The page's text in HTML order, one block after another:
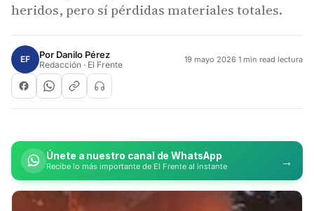
heridos, pero sí pérdidas materiales totales.
EF Por Danilo Pérez
Redacción · El Frente 19 mayo 2026·1 min read lectura
Únete a nuestro canal de WhatsApp
Recibe lo más importante de El Frente al instante →